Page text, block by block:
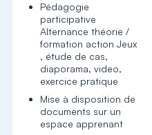
Pédagogie
participative
Alternance théorie /
formation action Jeux
, étude de cas,
diaporama, video,
exercice pratique
Mise à disposition de
documents sur un
espace apprenant